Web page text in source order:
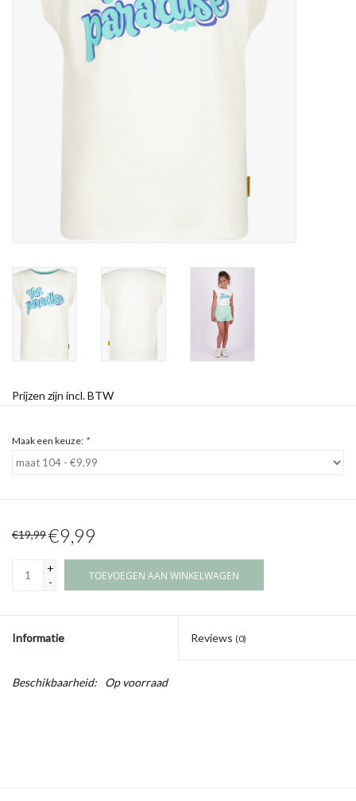
Prijzen zijn incl. BTW
Maak een keuze: *
€19,99€9,99
+
-
TOEVOEGEN AAN WINKELWAGEN
Informatie Reviews (0)
Beschikbaarheid: Op voorraad